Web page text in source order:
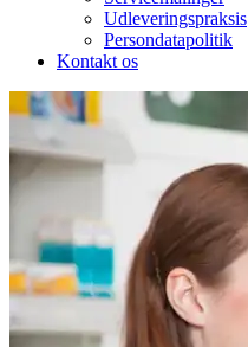
Udleveringspraksis
Persondatapolitik
Kontakt os